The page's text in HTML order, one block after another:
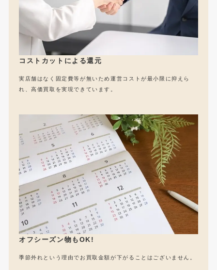
コストカットによる還元
実店舗はなく固定費等が無いため運営コストが最小限に抑えら
れ、高価買取を実現できています。
オフシーズン物もOK!
季節外れという理由でお買取金額が下がることはございません。